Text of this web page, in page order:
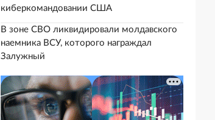
киберкомандовании США
В зоне СВО ликвидировали молдавского
наемника ВСУ, которого награждал
Залужный